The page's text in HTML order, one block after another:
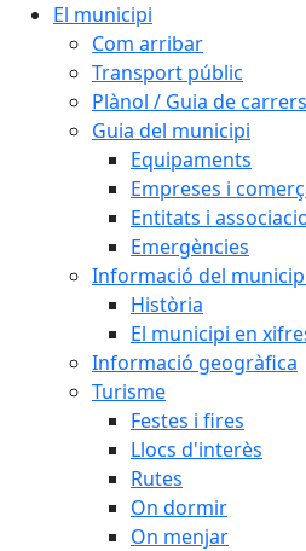
El municipi
Com arribar
Transport públic
Plànol / Guia de carrers
Guia del municipi
Equipaments
Empreses i
Entitats i
Emergències
Informació del
Història
El municipi en
Informació geogràfica
Turisme
Festes i fires
Llocs d'interès
Rutes
On dormir
On menjar